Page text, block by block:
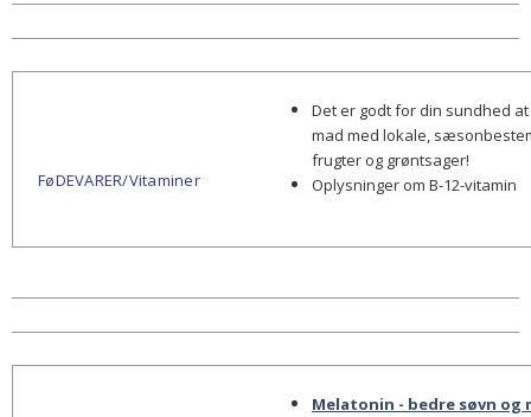
FøDEVARER/Vitaminer
Det er godt for din sundhed
mad med lokale,
frugter og grøntsager!
Oplysninger om B-12-vitamin
Melatonin - bedre søvn og